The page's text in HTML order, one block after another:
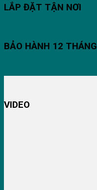
LẮP ĐẶT TẬN NƠI
BẢO HÀNH 12 THÁNG
VIDEO